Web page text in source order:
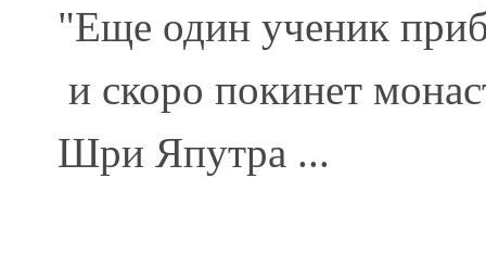
"Еще один ученик
и скоро покинет
Шри Япутра ...